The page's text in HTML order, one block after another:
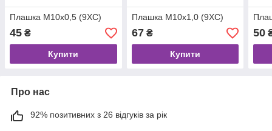
Плашка M10x0,5 (9ХС)
45 ₴
Купити
Плашка M10x1,0 (9ХС)
67₴
Купити
50
Про нас
92% позитивних з 26 відгуків за рік